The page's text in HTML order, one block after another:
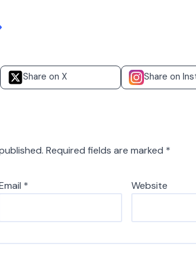
Share on X Share on
Required fields are marked *
* Website